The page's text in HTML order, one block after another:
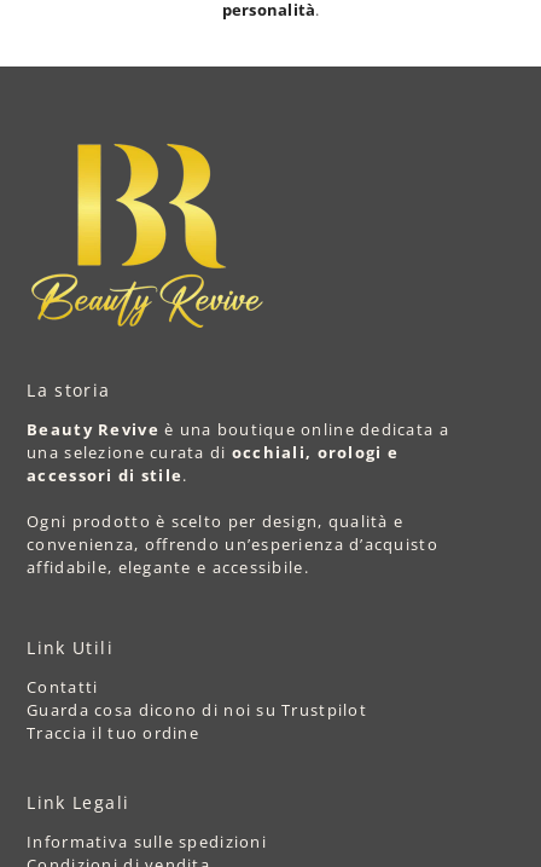
personalità.
La storia
Beauty Revive è una boutique online dedicata a
una selezione curata di occhiali, orologi e
accessori di stile.
Ogni prodotto è scelto per design, qualità e
convenienza, offrendo un’esperienza d’acquisto
affidabile, elegante e accessibile.
Link Utili
Contatti
Guarda cosa dicono di noi su Trustpilot
Traccia il tuo ordine
Link Legali
Informativa sulle spedizioni